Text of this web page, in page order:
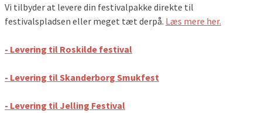
Vi tilbyder at levere din festivalpakke direkte til
festivalspladsen eller meget tæt derpå. Læs mere her.
- Levering til Roskilde festival
- Levering til Skanderborg Smukfest
- Levering til Jelling Festival